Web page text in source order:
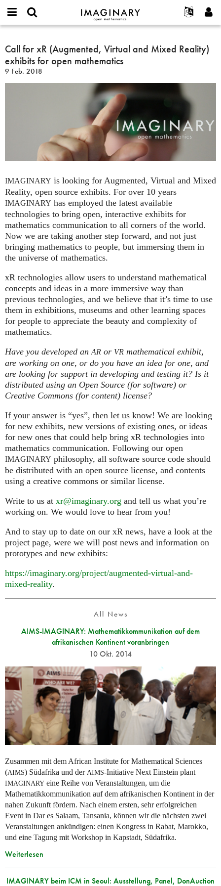
IMAGINARY
open
Français
Deutsch
Español
Türkçe
Programme
Galerien
Filme
Texte
Ausstellungen
Mehr...
Projekte
Mitmachen
or
username
*
Passwort
*
Neues Benutzerkonto erstellen
Neues Passwort anfordern
Suche
Call
for
xR
(Augmented,
Virtual
mathematics
Call for xR (Augmented, Virtual and Mixed Reality)
exhibits for open mathematics
9 Feb. 2018
IMAGINARY is looking for Augmented, Virtual and Mixed
Reality, open source exhibits. For over 10 years
IMAGINARY has employed the latest available
technologies to bring open, interactive exhibits for
mathematics communication to all corners of the world.
Now we are taking another step forward, and not just
bringing mathematics to people, but immersing them in
the universe of mathematics.
xR technologies allow users to understand mathematical
concepts and ideas in a more immersive way than
previous technologies, and we believe that it’s time to use
them in exhibitions, museums and other learning spaces
for people to appreciate the beauty and complexity of
mathematics.
Have you developed an AR or VR mathematical exhibit,
are working on one, or do you have an idea for one, and
are looking for support in developing and testing it? Is it
distributed using an Open Source (for software) or
Creative Commons (for content) license?
If your answer is “yes”, then let us know! We are looking
for new exhibits, new versions of existing ones, or ideas
for new ones that could help bring xR technologies into
mathematics communication. Following our open
IMAGINARY philosophy, all software source code should
be distributed with an open source license, and contents
using a creative commons or similar license.
Write to us at xr@imaginary.org and tell us what you’re
working on. We would love to hear from you!
And to stay up to date on our xR news, have a look at the
project page, were we will post news and information on
prototypes and new exhibits:
https://imaginary.org/project/augmented-virtual-and-
mixed-reality.
All News
AIMS-IMAGINARY: Mathematikkommunikation auf dem
afrikanischen Kontinent voranbringen
10 Okt. 2014
Zusammen mit dem African Institute for Mathematical Sciences
(AIMS) Südafrika und der AIMS-Initiative Next Einstein plant
IMAGINARY eine Reihe von Veranstaltungen, um die
Mathematikkommunikation auf dem afrikanischen Kontinent in der
nahen Zukunft fördern. Nach einem ersten, sehr erfolgreichen
Event in Dar es Salaam, Tansania, können wir die nächsten zwei
Veranstaltungen ankündigen: einen Kongress in Rabat, Marokko,
und eine Tagung mit Workshop in Kapstadt, Südafrika.
Weiterlesen
IMAGINARY beim ICM in Seoul: Ausstellung, Panel, DonAuction